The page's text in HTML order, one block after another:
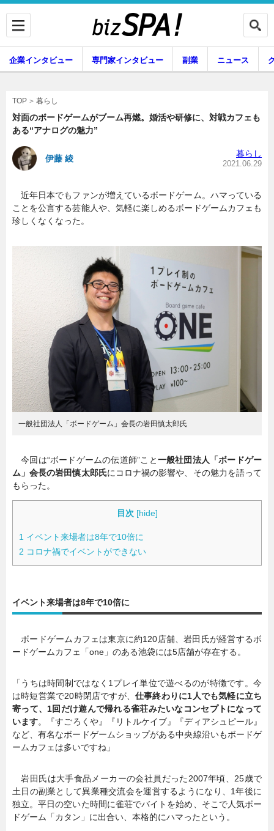
専門家インタビュー
副業 ニュース
グルメ スキル
暮らし
連載一覧
企業インタビュー 専門家インタビュー 副業 ニュース
TOP 暮らし
対面のボードゲームがブーム再燃。婚活や研修に、対戦カフェも
ある“アナログの魅力”
伊藤 綾 暮らし
2021.06.29
近年日本でもファンが増えているボードゲーム。ハマっている
ことを公言する芸能人や、気軽に楽しめるボードゲームカフェも
珍しくなくなった。
一般社団法人「ボードゲーム」会長の岩田慎太郎氏
今回は“ボードゲームの伝道師”こと一般社団法人「ボードゲー
ム」会長の岩田慎太郎氏にコロナ禍の影響や、その魅力を語って
もらった。
目次 [hide]
1 イベント来場者は8年で10倍に
2 コロナ禍でイベントができない
イベント来場者は8年で10倍に
ボードゲームカフェは東京に約120店舗、岩田氏が経営するボ
ードゲームカフェ「one」のある池袋には5店舗が存在する。
「うちは時間制ではなく1プレイ単位で遊べるのが特徴です。今
は時短営業で20時閉店ですが、 仕事終わりに1人でも気軽に立ち
寄って、1回だけ遊んで帰れる雀荘みたいなコンセプトになって
います。『すごろくや』『リトルケイブ』『ディアシュピール』
など、有名なボードゲームショップがある中央線沿いもボードゲ
ームカフェは多いですね」
岩田氏は大手食品メーカーの会社員だった2007年頃、25歳で
土日の副業として異業種交流会を運営するようになり、1年後に
独立。平日の空いた時間に雀荘でバイトを始め、そこで人気ボー
ドゲーム「カタン」に出合い、本格的にハマったという。